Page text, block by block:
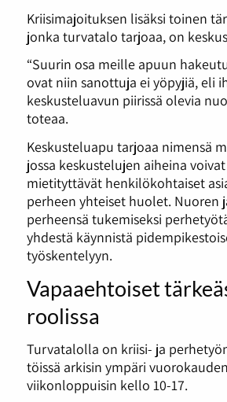
Kriisimajoituksen lisäksi toinen
jonka turvatalo tarjoaa, on
“Suurin osa meille apuun
ovat niin sanottuja ei yöpyjiä, eli
keskusteluavun piirissä olevia
toteaa.
Keskusteluapu tarjoaa nimensä
jossa keskustelujen aiheina
mietityttävät henkilökohtaiset
perheen yhteiset huolet. Nuoren
perheensä tukemiseksi
yhdestä käynnistä
työskentelyyn.
Vapaaehtoiset
roolissa
Turvatalolla on kriisi- ja
töissä arkisin ympäri
viikonloppuisin kello 10-17.